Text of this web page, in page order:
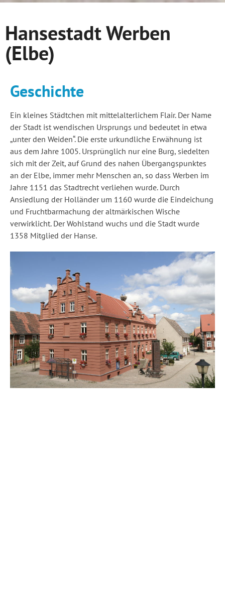
Hansestadt Werben
(Elbe)
Geschichte
Ein kleines Städtchen mit mittelalterlichem Flair. Der Name
der Stadt ist wendischen Ursprungs und bedeutet in etwa
„unter den Weiden“. Die erste urkundliche Erwähnung ist
aus dem Jahre 1005. Ursprünglich nur eine Burg, siedelten
sich mit der Zeit, auf Grund des nahen Übergangspunktes
an der Elbe, immer mehr Menschen an, so dass Werben im
Jahre 1151 das Stadtrecht verliehen wurde. Durch
Ansiedlung der Holländer um 1160 wurde die Eindeichung
und Fruchtbarmachung der altmärkischen Wische
verwirklicht. Der Wohlstand wuchs und die Stadt wurde
1358 Mitglied der Hanse.